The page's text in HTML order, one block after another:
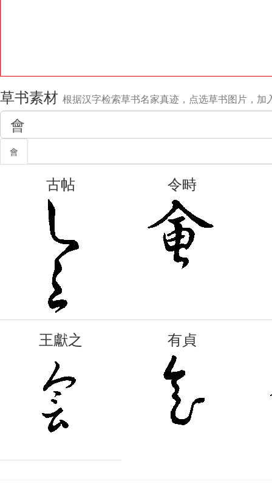
草书素材 根据汉字检索草书名家真迹，点选草书图片，加
會
古帖 令畤
王獻之 有貞